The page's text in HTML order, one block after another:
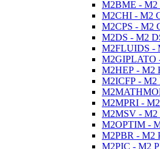
M2BME - M2
M2CHI - M2
M2CPS - M2
M2DS - M2
M2FLUIDS -
M2GIPLATO
M2HEP - M2
M2ICFP - M2
M2MPRI -
M2MSV - M2
M2OPTIM -
M2PBR - M2
M2PIC - M2